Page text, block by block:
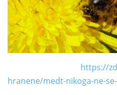
https://
hranene/medt-nikoga-ne-